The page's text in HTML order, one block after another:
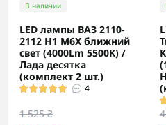
В наличии
LED лампы ВАЗ 2110-
2112 H1 M6X ближний
свет (4000Lm 5500K) /
Лада десятка
(комплект 2 шт.)
4
1 525 ₴